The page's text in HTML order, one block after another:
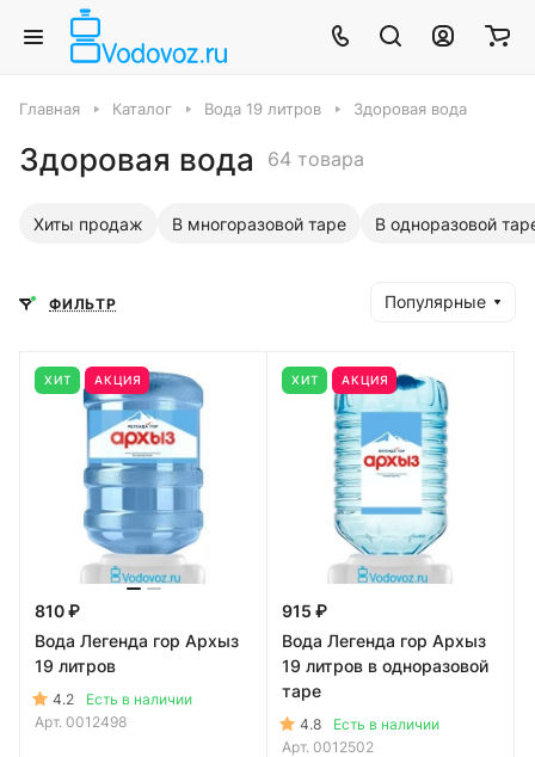
Главная Каталог Вода 19 литров Здоровая вода
Здоровая вода 64 товара
Хиты продаж В многоразовой таре В одноразовой
ФИЛЬТР Популярные
ХИТ АКЦИЯ
810 ₽
Вода Легенда гор Архыз
19 литров
4.2
Есть в наличии
Арт. 0012498
ХИТ АКЦИЯ
915 ₽
Вода Легенда гор Архыз
19 литров в одноразовой
таре
4.8
Есть в наличии
Арт. 0012502